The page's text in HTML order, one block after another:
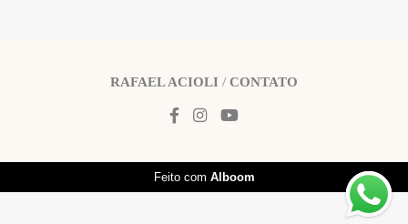
RAFAEL ACIOLI / CONTATO
Feito com Alboom